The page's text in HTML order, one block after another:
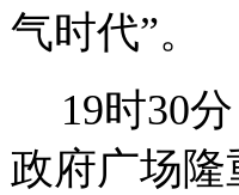
气时代”。
19时30
政府广场